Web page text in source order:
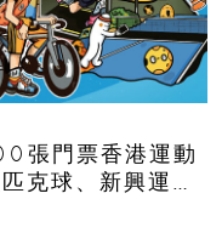
張門票香港運動
克球、新興運
覽